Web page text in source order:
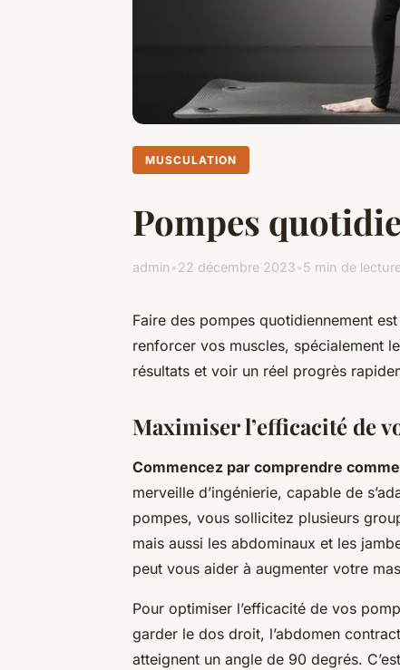
MUSCULATION
Pompes
admin•22 décembre 2023•5 min de
Faire des pompes quotidiennement
renforcer vos muscles, spécialement
résultats et voir un réel progrès
Maximiser l’efficacité de
Commencez par comprendre
merveille d’ingénierie, capable de
pompes, vous sollicitez plusieurs
mais aussi les abdominaux et les
peut vous aider à augmenter votre
Pour optimiser l’efficacité de vos
garder le dos droit, l’abdomen
atteignent un angle de 90 degrés.